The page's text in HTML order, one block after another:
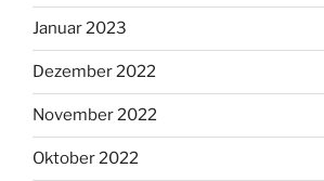
Januar 2023
Dezember 2022
November 2022
Oktober 2022